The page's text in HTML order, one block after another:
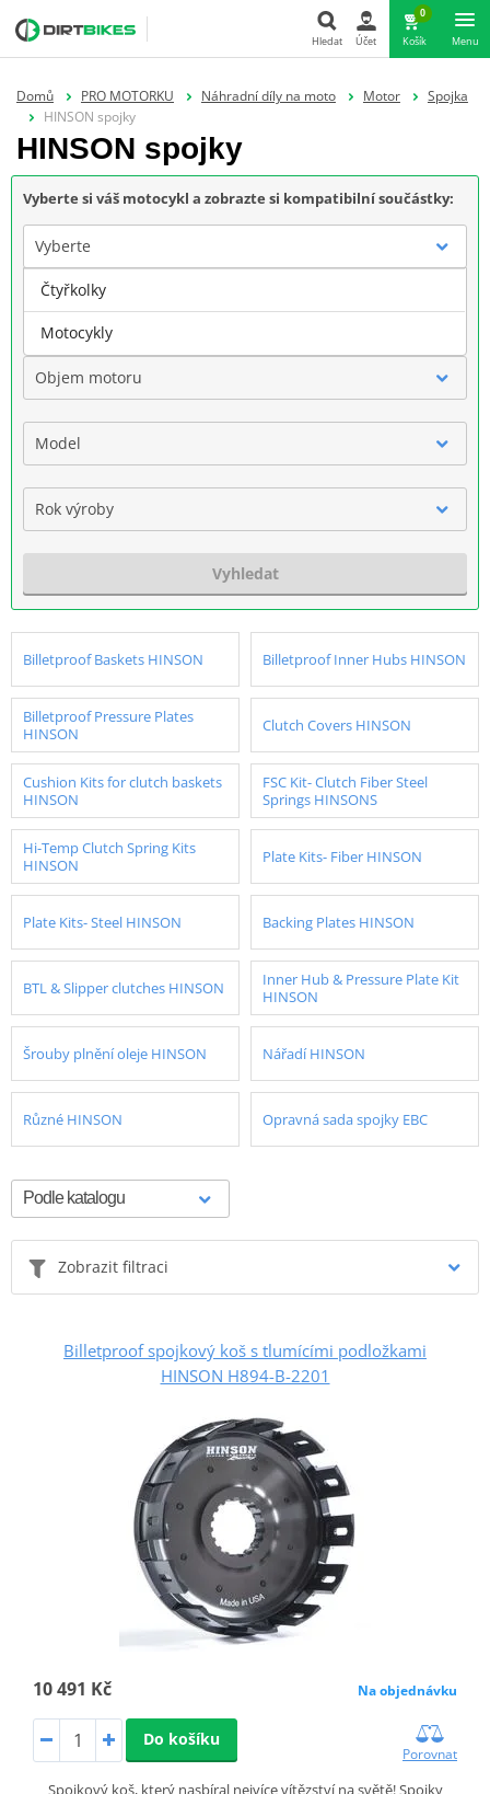
Hledat
Hledat Účet
0
Košík Menu
Domů PRO MOTORKU Náhradní díly na moto Motor
Spojka
HINSON spojky
HINSON spojky
Vyberte si váš motocykl a zobrazte si kompatibilní součástky:
Vyberte
Značka
Objem motoru
Model
Rok výroby
Vyhledat
Billetproof Baskets HINSON Billetproof Inner Hubs HINSON
Billetproof Pressure Plates
HINSON
Clutch Covers HINSON
Cushion Kits for clutch baskets
HINSON
FSC Kit- Clutch Fiber Steel
Springs HINSONS
Hi-Temp Clutch Spring Kits
HINSON
Plate Kits- Fiber HINSON
Plate Kits- Steel HINSON Backing Plates HINSON
BTL & Slipper clutches HINSON
Inner Hub & Pressure Plate Kit
HINSON
Šrouby plnění oleje HINSON Nářadí HINSON
Různé HINSON Opravná sada spojky EBC
Zobrazit filtraci
Billetproof spojkový koš s tlumícími podložkami
HINSON H894-B-2201
10 491 Kč Na objednávku
Do košíku
Porovnat
Spojkový koš, který nasbíral nejvíce vítězství na světě! Spojky
Čtyřkolky
Motocykly